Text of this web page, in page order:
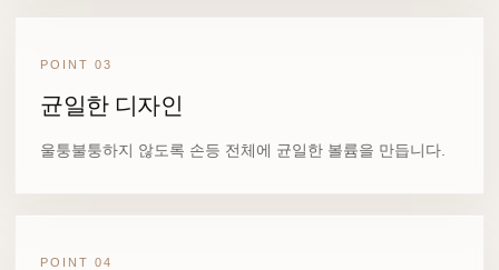
POINT 03
균일한 디자인
울퉁불퉁하지 않도록 손등 전체에 균일한 볼륨을 만듭니다.
POINT 04